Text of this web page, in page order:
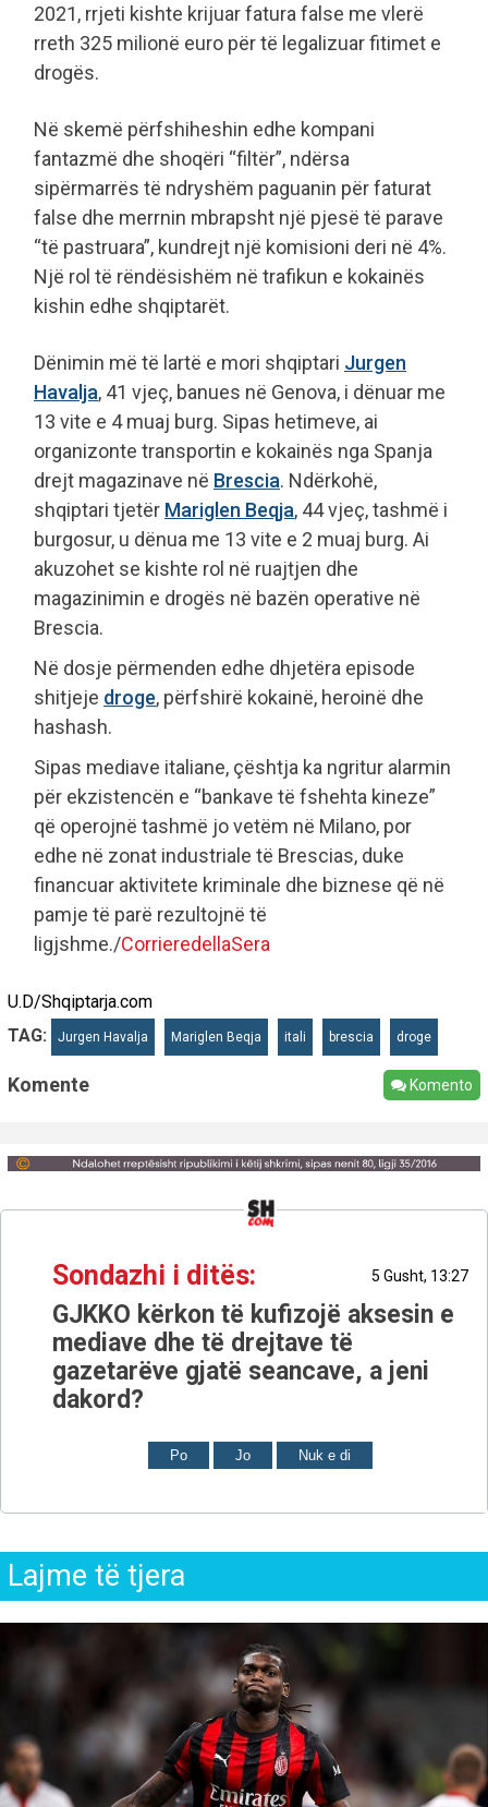
2021, rrjeti kishte krijuar fatura false me vlerë
rreth 325 milionë euro për të legalizuar fitimet e
drogës.
Në skemë përfshiheshin edhe kompani
fantazmë dhe shoqëri “filtër”, ndërsa
sipërmarrës të ndryshëm paguanin për faturat
false dhe merrnin mbrapsht një pjesë të parave
“të pastruara”, kundrejt një komisioni deri në 4%.
Një rol të rëndësishëm në trafikun e kokainës
kishin edhe shqiptarët.
Dënimin më të lartë e mori shqiptari Jurgen
Havalja, 41 vjeç, banues në Genova, i dënuar me
13 vite e 4 muaj burg. Sipas hetimeve, ai
organizonte transportin e kokainës nga Spanja
drejt magazinave në Brescia. Ndërkohë,
shqiptari tjetër Mariglen Beqja, 44 vjeç, tashmë i
burgosur, u dënua me 13 vite e 2 muaj burg. Ai
akuzohet se kishte rol në ruajtjen dhe
magazinimin e drogës në bazën operative në
Brescia.
Në dosje përmenden edhe dhjetëra episode
shitjeje droge, përfshirë kokainë, heroinë dhe
hashash.
Sipas mediave italiane, çështja ka ngritur alarmin
për ekzistencën e “bankave të fshehta kineze”
që operojnë tashmë jo vetëm në Milano, por
edhe në zonat industriale të Brescias, duke
financuar aktivitete kriminale dhe biznese që në
pamje të parë rezultojnë të
ligjshme./CorrieredellaSera
U.D/Shqiptarja.com
TAG:
Jurgen Havalja Mariglen Beqja itali brescia droge
Komente Komento
Sondazhi i ditës: 5 Gusht, 13:27
GJKKO kërkon të kufizojë aksesin e
mediave dhe të drejtave të
gazetarëve gjatë seancave, a jeni
dakord?
Po Jo Nuk e di
Lajme të tjera